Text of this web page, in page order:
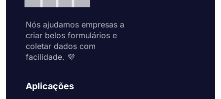
Nós ajudamos empresas a
criar belos formulários e
coletar dados com
facilidade. 💜
Aplicações